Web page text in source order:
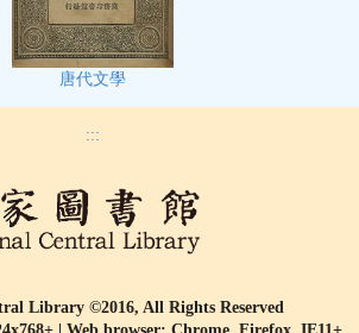
唐代文學
:::
Library ©2016, All Rights Reserved